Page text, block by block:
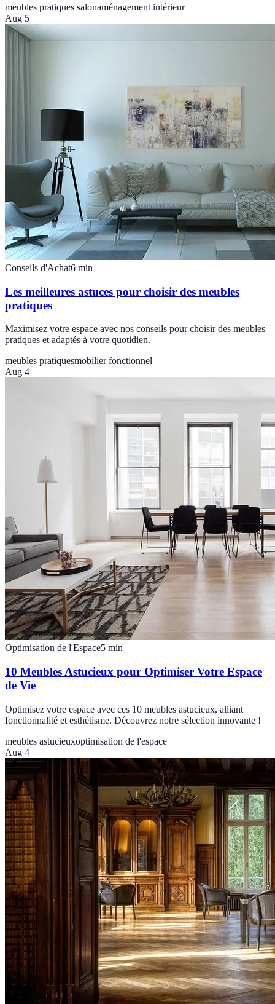
meubles pratiques salonaménagement intérieur
Aug 5
Conseils d'Achat6 min
Les meilleures astuces pour choisir des meubles
pratiques
Maximisez votre espace avec nos conseils pour choisir des meubles
pratiques et adaptés à votre quotidien.
meubles pratiquesmobilier fonctionnel
Aug 4
Optimisation de l'Espace5 min
10 Meubles Astucieux pour Optimiser Votre Espace
de Vie
Optimisez votre espace avec ces 10 meubles astucieux, alliant
fonctionnalité et esthétisme. Découvrez notre sélection innovante !
meubles astucieuxoptimisation de l'espace
Aug 4